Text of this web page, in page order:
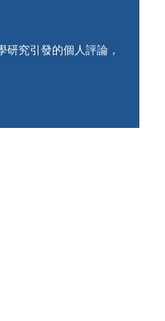
究引發的個人評論，